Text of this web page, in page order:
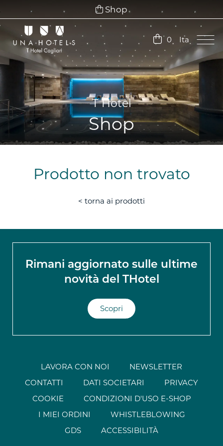
T Hotel
Shop
0 Ita
Ita
Eng
Shop
Prodotto non trovato
< torna ai prodotti
Rimani aggiornato sulle ultime
novità del THotel
Scopri
LAVORA CON NOI
NEWSLETTER
CONTATTI
DATI SOCIETARI
PRIVACY
COOKIE
CONDIZIONI D'USO E-SHOP
I MIEI ORDINI
WHISTLEBLOWING
GDS
ACCESSIBILITÀ